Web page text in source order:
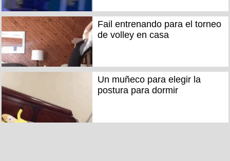
Fail entrenando para el torneo
de volley en casa
Un muñeco para elegir la
postura para dormir